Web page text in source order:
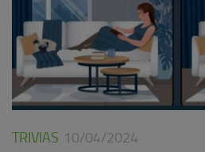
TRIVIAS 10/04/2024